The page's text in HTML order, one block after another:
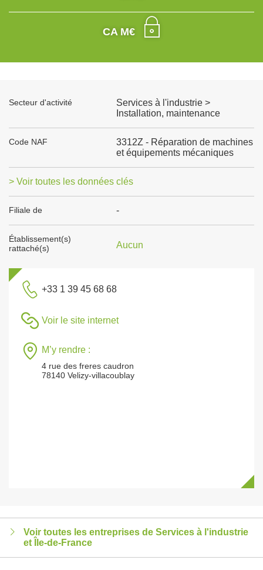
CA M€
Secteur d'activité
Services à l'industrie >
Installation, maintenance
Code NAF
3312Z - Réparation de machines
et équipements mécaniques
> Voir toutes les données clés
Filiale de -
Établissement(s)
rattaché(s)
Aucun
+33 1 39 45 68 68
Voir le site internet
M’y rendre :
4 rue des freres caudron
78140 Velizy-villacoublay
Voir toutes les entreprises de Services à l'industrie
et Île-de-France